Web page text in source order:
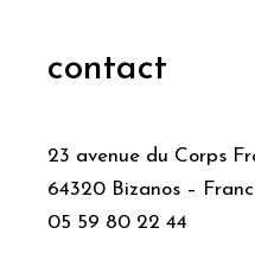
contact
23 avenue du Corps
64320 Bizanos –
05 59 80 22 44